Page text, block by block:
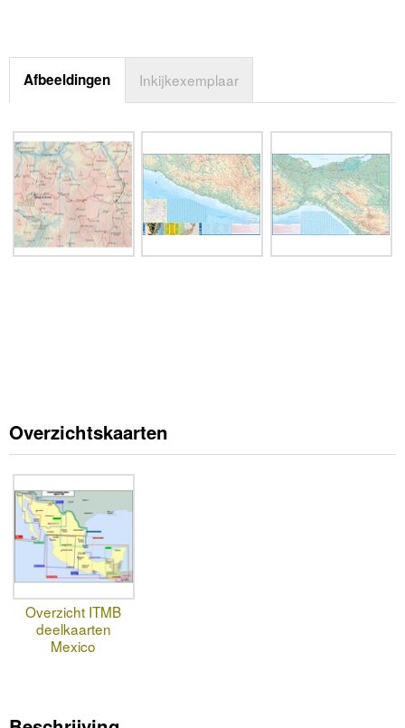
Afbeeldingen Inkijkexemplaar
Overzichtskaarten
Overzicht ITMB
deelkaarten
Mexico